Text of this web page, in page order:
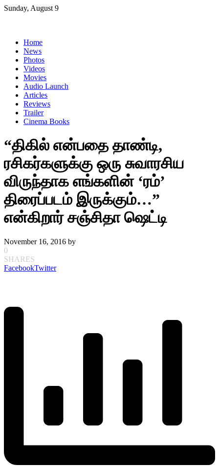
Skip
Sunday, August 9
Home
News
Photos
Videos
Movies
Audio Launch
Articles
Reviews
Trailer
Cinema Books
“திகில் என்பதை தாண்டி,
ரசிகர்களுக்கு ஒரு சுவாரசிய
விருந்தாக எங்களின் ‘ரம்’
திரைப்படம் இருக்கும்…”
என்கிறார் சஞ்சிதா ஷெட்டி
November 16, 2016 by
0
SHARES
FacebookTwitter